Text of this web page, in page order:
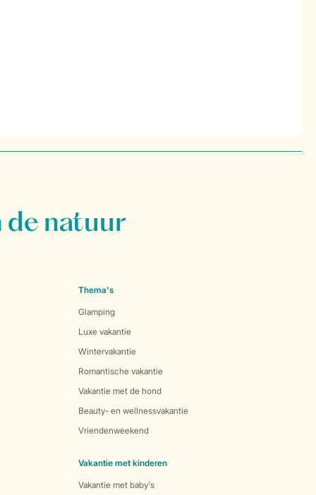
de natuur
Thema's
Glamping
Luxe vakantie
Wintervakantie
Romantische vakantie
Vakantie met de hond
Beauty- en wellnessvakantie
Vriendenweekend
Vakantie met kinderen
Vakantie met baby's